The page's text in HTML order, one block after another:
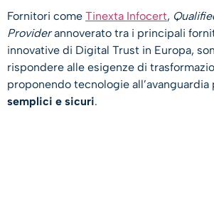
Fornitori come Tinexta Infocert,
Providerannoverato tra i principali
innovative di Digital Trust in Europa,
rispondere alle esigenze di
proponendo tecnologie all’avanguardia
semplici e sicuri.